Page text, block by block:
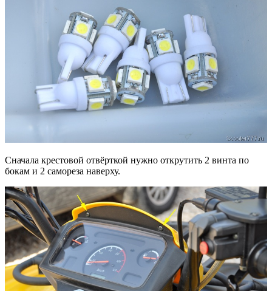
Сначала крестовой отвёрткой нужно открутить 2 винта по
бокам и 2 самореза наверху.